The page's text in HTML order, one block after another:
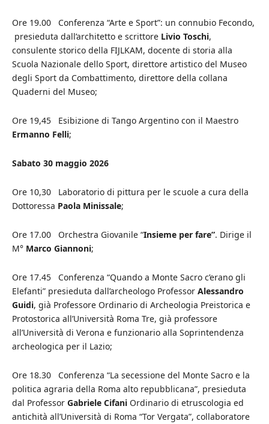
Ore 19.00 Conferenza “Arte e Sport”: un connubio Fecondo,
presieduta dall’architetto e scrittore Livio Toschi,
consulente storico della FIJLKAM, docente di storia alla
Scuola Nazionale dello Sport, direttore artistico del Museo
degli Sport da Combattimento, direttore della collana
Quaderni del Museo;
Ore 19,45 Esibizione di Tango Argentino con il Maestro
Ermanno Felli;
Sabato 30 maggio 2026
Ore 10,30 Laboratorio di pittura per le scuole a cura della
Dottoressa Paola Minissale;
Ore 17.00 Orchestra Giovanile “Insieme per fare”. Dirige il
M° Marco Giannoni;
Ore 17.45 Conferenza “Quando a Monte Sacro c’erano gli
Elefanti” presieduta dall’archeologo Professor Alessandro
Guidi, già Professore Ordinario di Archeologia Preistorica e
Protostorica all’Università Roma Tre, già professore
all’Università di Verona e funzionario alla Soprintendenza
archeologica per il Lazio;
Ore 18.30 Conferenza “La secessione del Monte Sacro e la
politica agraria della Roma alto repubblicana”, presieduta
dal Professor Gabriele Cifani Ordinario di etruscologia ed
antichità all’Università di Roma “Tor Vergata”, collaboratore